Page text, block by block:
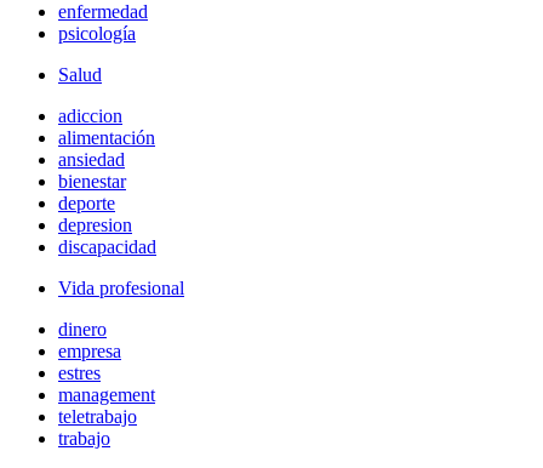
enfermedad
psicología
Salud
adiccion
alimentación
ansiedad
bienestar
deporte
depresion
discapacidad
Vida profesional
dinero
empresa
estres
management
teletrabajo
trabajo